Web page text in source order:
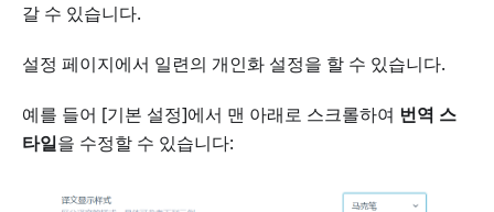
갈 수 있습니다.
설정 페이지에서 일련의 개인화 설정을 할 수 있습니다.
예를 들어 [기본 설정]에서 맨 아래로 스크롤하여 번역 스
타일을 수정할 수 있습니다: